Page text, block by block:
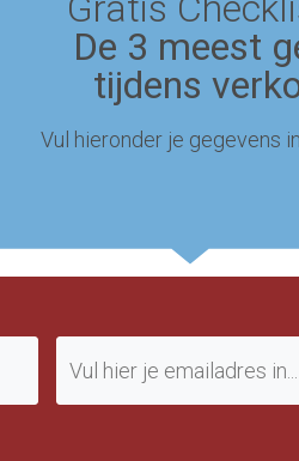
De 3 meest
tijdens
Vul hieronder je gegevens